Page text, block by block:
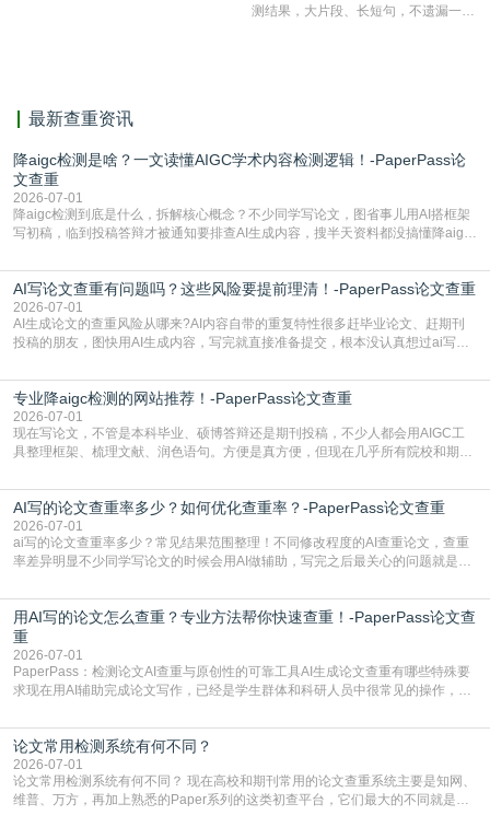
测结果，大片段、长短句，不遗漏一处
最新查重资讯
降aigc检测是啥？一文读懂AIGC学术内容检测逻辑！-PaperPass论
文查重
2026-07-01
降aigc检测到底是什么，拆解核心概念？不少同学写论文，图省事儿用AI搭框架
写初稿，临到投稿答辩才被通知要排查AI生成内容，搜半天资料都没搞懂降aigc
怕是已经入行的科研人员，不少人也搞不清降aigc检测是啥，对相关要求摸不
准。其实，降aigc检测是伴随AIGC工具在学术领域普及诞生的新需求，核心是为
了满足现在高校、期刊对AI生
AI写论文查重有问题吗？这些风险要提前理清！-PaperPass论文查重
2026-07-01
AI生成论文的查重风险从哪来?AI内容自带的重复特性很多赶毕业论文、赶期刊
投稿的朋友，图快用AI生成内容，写完就直接准备提交，根本没认真想过ai写论
自带不可忽视的查重风险。AI训练依赖海量公开的文本数据，生成内容本质是基
于训练数据的概率拼接，不是从零开始的原创创作。生成过程中，很容易复用已
有的高频公共表述，甚至直接拼接已经公开
专业降aigc检测的网站推荐！-PaperPass论文查重
2026-07-01
现在写论文，不管是本科毕业、硕博答辩还是期刊投稿，不少人都会用AIGC工
具整理框架、梳理文献、润色语句。方便是真方便，但现在几乎所有院校和期刊
五遍还是过不了预检测的大有人在，这时候，找到靠谱的降AIGC检测率的网
站，就能少走好多弯路。PaperPass：守护学术原创性的智能伙伴AIGC生成内
容的学术合规痛点去年帮一个本科师弟改
AI写的论文查重率多少？如何优化查重率？-PaperPass论文查重
2026-07-01
ai写的论文查重率多少？常见结果范围整理！不同修改程度的AI查重论文，查重
率差异明显不少同学写论文的时候会用AI做辅助，写完之后最关心的问题就是ai
实际情况和大家想的不太一样。AI训练依赖海量公开学术文献、网络内容，生成
内容本质是按照语义概率拼接已有内容，很容易和已发布的作品撞重复，甚至会
直接引用整段已有内容，所以查重率偏高是
用AI写的论文怎么查重？专业方法帮你快速查重！-PaperPass论文查
重
2026-07-01
PaperPass：检测论文AI查重与原创性的可靠工具AI生成论文查重有哪些特殊要
求现在用AI辅助完成论文写作，已经是学生群体和科研人员中很常见的操作，不
但很多人忽略了，AI生成的内容天生带有重复风险——训练AI的数据集本身就包
含大量已公开的学术内容、网络原创内容，AI输出内容时很容易无意识拼接出重
复片
论文常用检测系统有何不同？
2026-07-01
论文常用检测系统有何不同？ 现在高校和期刊常用的论文查重系统主要是知网、
维普、万方，再加上熟悉的Paper系列的这类初查平台，它们最大的不同就是数